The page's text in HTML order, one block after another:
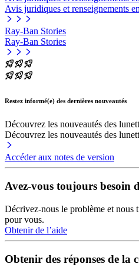
Avis juridiques et renseignements
Ray-Ban Stories
Ray-Ban Stories
Restez informé(e) des dernières nouveautés
Découvrez les nouveautés des
Découvrez les nouveautés des
Accéder aux notes de version
Avez-vous toujours besoin
Décrivez-nous le problème et nous
pour vous.
Obtenir de l’aide
Obtenir des réponses de la